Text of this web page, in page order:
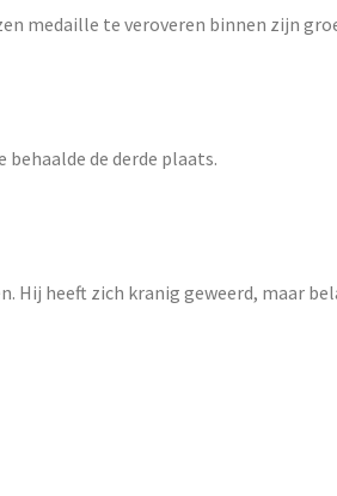
medaille te veroveren binnen zijn
de derde plaats.
Hij heeft zich kranig geweerd, maar